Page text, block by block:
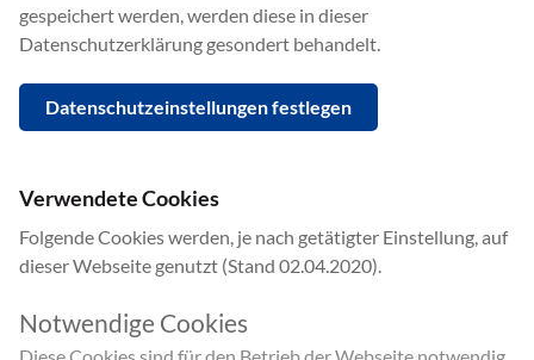
gespeichert werden, werden diese in dieser
Datenschutzerklärung gesondert behandelt.
Datenschutzeinstellungen festlegen
Verwendete Cookies
Folgende Cookies werden, je nach getätigter Einstellung, auf
dieser Webseite genutzt (Stand 02.04.2020).
Notwendige Cookies
Diese Cookies sind für den Betrieb der Webseite notwendig